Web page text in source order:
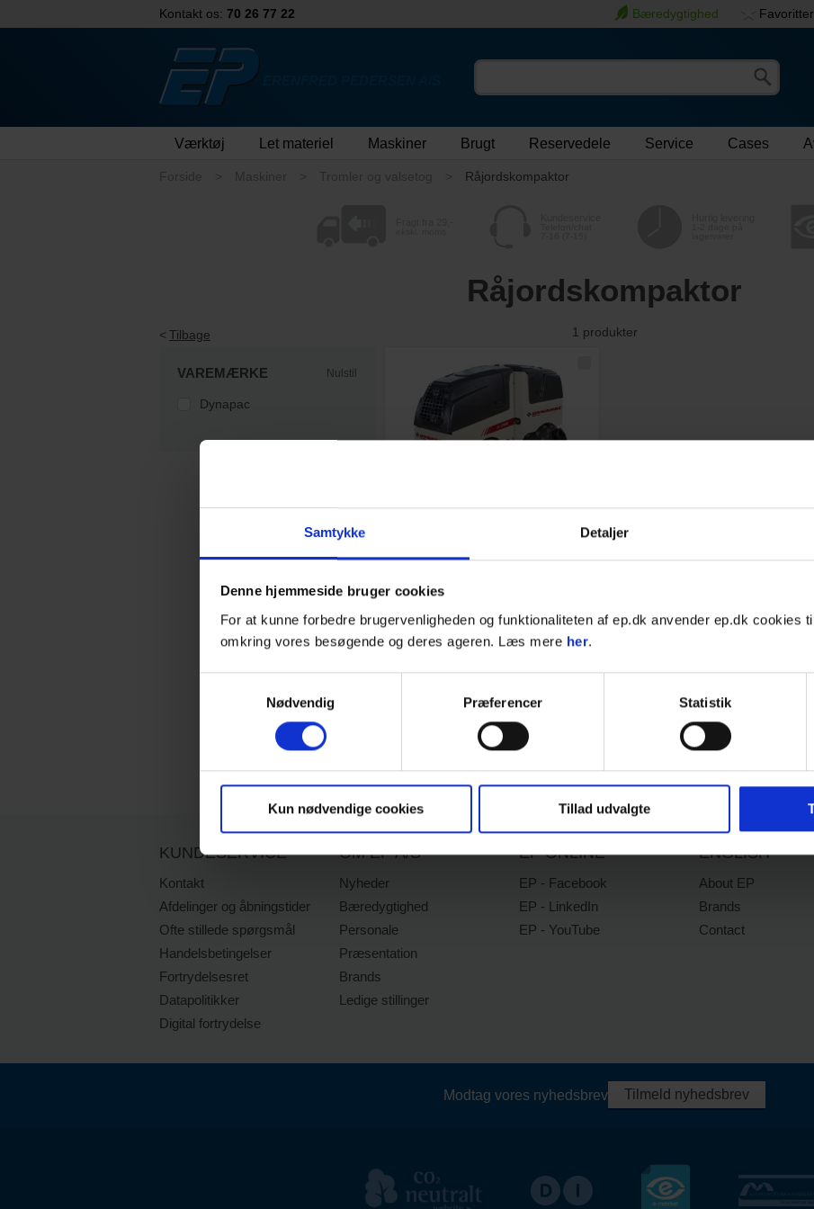
Samtykke Detaljer
Denne hjemmeside bruger cookies
For at kunne forbedre brugervenligheden og funktionaliteten af ep.dk anvender ep.dk cookies
omkring vores besøgende og deres ageren. Læs mere her.
Nødvendig
Præferencer Statistik
Kun nødvendige cookies Tillad udvalgte
Kontakt os: 70 26 77 22 Bæredygtighed Favoritter
Værktøj Let materiel Maskiner Brugt Reservedele Service Cases
Råjordskompaktor
Råjordskompaktor
1 produkter
Tilbage
VAREMÆRKE Nulstil
Dynapac
Dynapac D.ONE, Råjordskompakter
Knækstyring
Send en forespørgsel og bliv
Råjordskompaktor
KUNDESERVICE
Kontakt
Afdelinger og åbningstider
Ofte stillede spørgsmål
Handelsbetingelser
Fortrydelsesret
Datapolitikker
Digital fortrydelse
OM EP A/S
Nyheder
Bæredygtighed
Personale
Præsentation
Brands
Ledige stillinger
EP ONLINE
EP - Facebook
EP - LinkedIn
EP - YouTube
ENGLISH
About EP
Brands
Contact
Modtag vores nyhedsbrev Tilmeld nyhedsbrev